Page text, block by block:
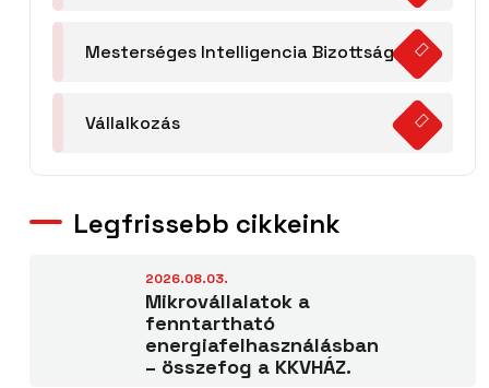
Mesterséges Intelligencia Bizottság
Vállalkozás
Legfrissebb cikkeink
2026.08.03.
Mikrovállalatok a
fenntartható
energiafelhasználásban
– összefog a KKVHÁZ.